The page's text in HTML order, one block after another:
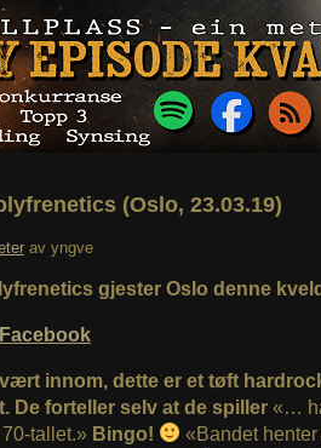
(Oslo, 23.03.19)
av yngve
gjester Oslo denne
innom, dette er et tøft
De forteller selv at de spiller «…
tallet.» Bingo!
«Bandet